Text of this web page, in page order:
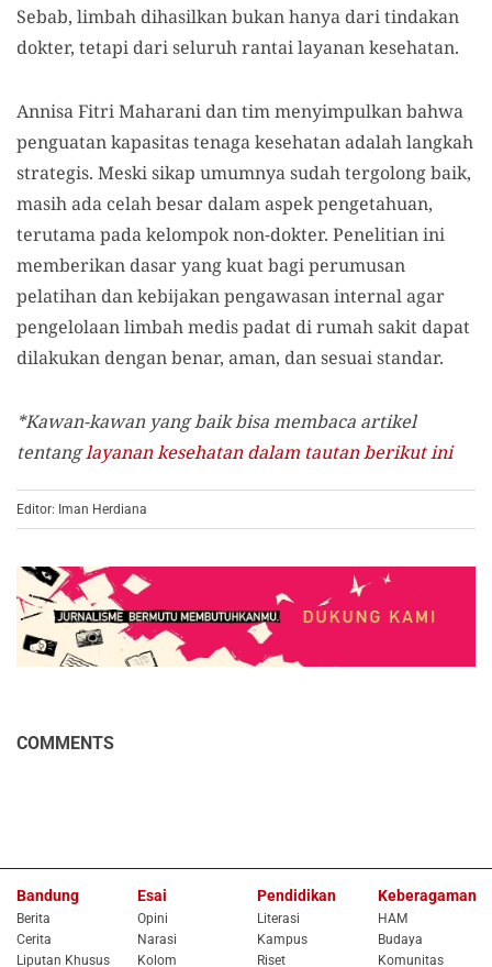
Sebab, limbah dihasilkan bukan hanya dari tindakan
dokter, tetapi dari seluruh rantai layanan kesehatan.
Annisa Fitri Maharani dan tim menyimpulkan bahwa
penguatan kapasitas tenaga kesehatan adalah langkah
strategis. Meski sikap umumnya sudah tergolong baik,
masih ada celah besar dalam aspek pengetahuan,
terutama pada kelompok non-dokter. Penelitian ini
memberikan dasar yang kuat bagi perumusan
pelatihan dan kebijakan pengawasan internal agar
pengelolaan limbah medis padat di rumah sakit dapat
dilakukan dengan benar, aman, dan sesuai standar.
*Kawan-kawan yang baik bisa membaca artikel
tentanglayanan kesehatan dalam tautan berikut ini
Editor: Iman Herdiana
COMMENTS
Bandung
Berita
Cerita
Liputan Khusus
Esai
Opini
Narasi
Kolom
Pendidikan
Literasi
Kampus
Riset
Keberagaman
HAM
Budaya
Komunitas